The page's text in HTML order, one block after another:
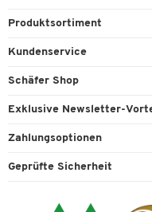
Produktsortiment
Büroausstattung
Reinigung & Hygiene
Technik
Kundenservice
Direktbestellung
Kontaktformulare
Lieferinformationen
Recycling, Entsorgung &
Schäfer Shop
Services & Leistungen
Workplace Solutions
Exklusive Newsletter-
Willkommensgutschein
Expertenwissen
Zahlungsoptionen
Paypal
Geprüfte Sicherheit